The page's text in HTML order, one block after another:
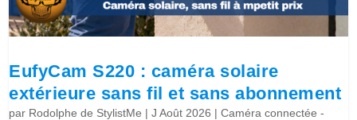
EufyCam S220 : caméra solaire
extérieure sans fil et sans abonnement
par Rodolphe de StylistMe |J Août 2026 |Caméra connectée -